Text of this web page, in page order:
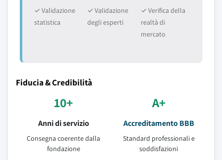
✓ Validazione
statistica
✓ Validazione
degli esperti
✓ Verifica della
realtà di
mercato
Fiducia & Credibilità
10+
Anni di servizio
Consegna coerente dalla
fondazione
A+
Accreditamento BBB
Standard professionali e
soddisfazioni